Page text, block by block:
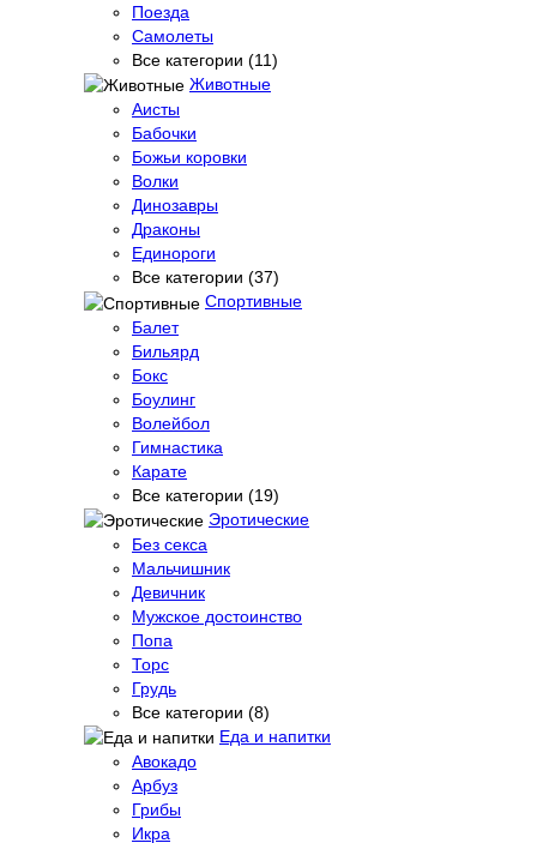
Поезда
Самолеты
Все категории (11)
Животные
Аисты
Бабочки
Божьи коровки
Волки
Динозавры
Драконы
Единороги
Все категории (37)
Спортивные
Балет
Бильярд
Бокс
Боулинг
Волейбол
Гимнастика
Карате
Все категории (19)
Эротические
Без секса
Мальчишник
Девичник
Мужское достоинство
Попа
Торс
Грудь
Все категории (8)
Еда и напитки
Авокадо
Арбуз
Грибы
Икра